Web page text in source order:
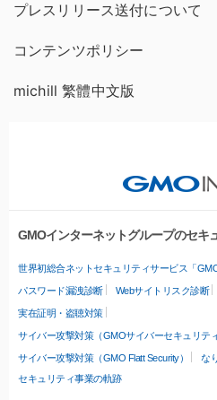
プレスリリース送付について
コンテンツポリシー
michill 繁體中文版
GMOインターネットグループのセキ
世界初総合ネットセキュリティサービス「
パスワード漏洩診断 Webサイトリスク診断
実在証明・盗聴対策
サイバー攻撃対策（GMOサイバーセキュリテ
サイバー攻撃対策（GMO Flatt Security）
な
セキュリティ事業の軌跡